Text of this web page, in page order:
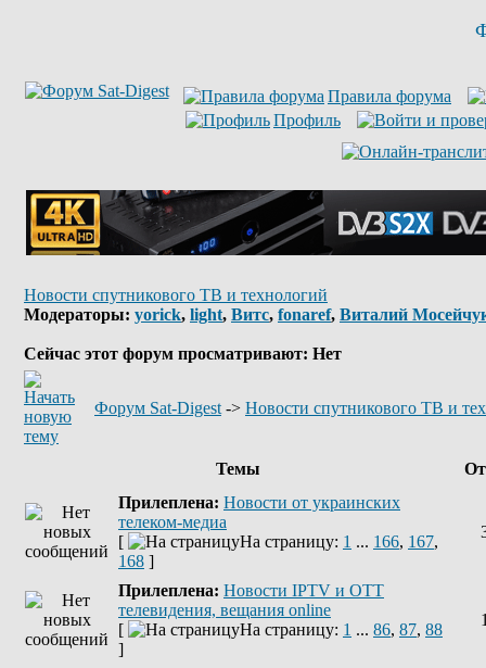
Правила форума
Профиль
Новости спутникового ТВ и технологий
Модераторы: yorick, light, Витс, fonaref, Виталий
Сейчас этот форум просматривают: Нет
Форум Sat-Digest -> Новости спутникового ТВ и
Темы
Прилеплена: Новости от украинских
телеком-медиа
[
На страницу: 1 ... 166, 167,
168 ]
Прилеплена: Новости IPTV и OTT
телевидения, вещания online
[
На страницу: 1 ... 86, 87, 88
]